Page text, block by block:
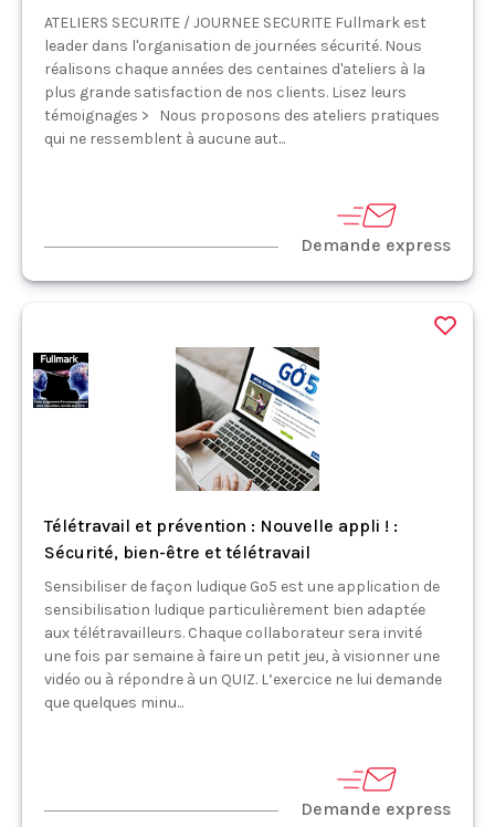
ATELIERS SECURITE / JOURNEE SECURITE Fullmark est
leader dans l'organisation de journées sécurité. Nous
réalisons chaque années des centaines d'ateliers à la
plus grande satisfaction de nos clients. Lisez leurs
témoignages > Nous proposons des ateliers pratiques
qui ne ressemblent à aucune aut...
Demande express
Télétravail et prévention : Nouvelle appli ! :
Sécurité, bien-être et télétravail
Sensibiliser de façon ludique Go5 est une application de
sensibilisation ludique particulièrement bien adaptée
aux télétravailleurs. Chaque collaborateur sera invité
une fois par semaine à faire un petit jeu, à visionner une
vidéo ou à répondre à un QUIZ. L’exercice ne lui demande
que quelques minu...
Demande express